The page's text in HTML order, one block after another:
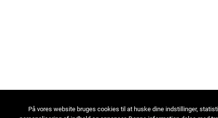
På vores website bruges cookies til at huske dine indstillinger,